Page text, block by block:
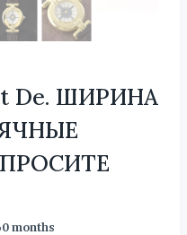
De. ШИРИНА
months